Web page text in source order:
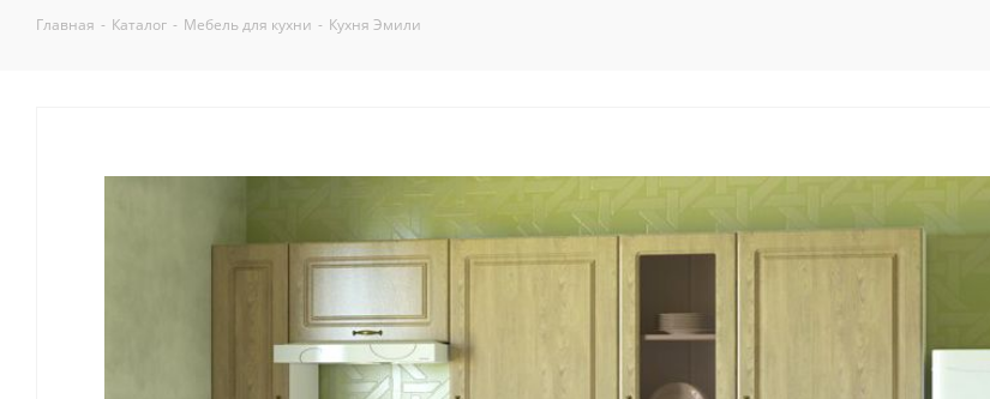
Главная - Каталог - Мебель для кухни - Кухня Эмили